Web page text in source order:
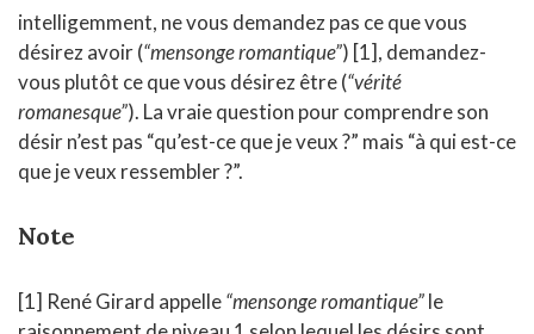
intelligemment, ne vous demandez pas ce que vous
désirez avoir (“mensonge romantique”) [1], demandez-
vous plutôt ce que vous désirez être (“vérité
romanesque”). La vraie question pour comprendre son
désir n’est pas “qu’est-ce que je veux ?” mais “à qui est-ce
que je veux ressembler ?”.
Note
[1] René Girard appelle“mensonge romantique”le